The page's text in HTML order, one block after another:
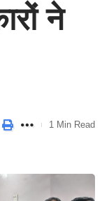
ने
1 Min Read